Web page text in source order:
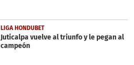
LIGA HONDUBET
Juticalpa vuelve al triunfo y le pegan al
campeón